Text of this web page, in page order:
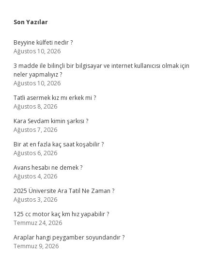
Sidebar
Son Yazılar
Beyyine külfeti nedir ?
Ağustos 10, 2026
3 madde ile bilinçli bir bilgisayar ve internet kullanıcısı olmak için
neler yapmalıyız ?
Ağustos 10, 2026
Tatli asermek kız mı erkek mi ?
Ağustos 8, 2026
Kara Sevdam kimin şarkısı ?
Ağustos 7, 2026
Bir at en fazla kaç saat koşabilir ?
Ağustos 6, 2026
Avans hesabı ne demek ?
Ağustos 4, 2026
2025 Üniversite Ara Tatil Ne Zaman ?
Ağustos 3, 2026
125 cc motor kaç km hız yapabilir ?
Temmuz 24, 2026
Araplar hangi peygamber soyundandır ?
Temmuz 9, 2026